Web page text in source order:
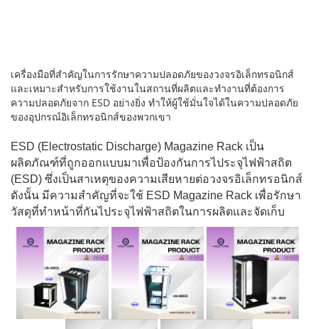
เครื่องมือที่สำคัญในการรักษาความปลอดภัยของวงจรอิเล็กทรอนิกส์
และเหมาะสำหรับการใช้งานในสถานที่ผลิตและทำงานที่ต้องการ
ความปลอดภัยจาก ESD อย่างยิ่ง ทำให้ผู้ใช้มั่นใจได้ในความปลอดภัย
ของอุปกรณ์อิเล็กทรอนิกส์ของพวกเขา
ESD (Electrostatic Discharge) Magazine Rack เป็น
ผลิตภัณฑ์ที่ถูกออกแบบมาเพื่อป้องกันการไประจุไฟฟ้าสถิต
(ESD) ซึ่งเป็นสาเหตุของความเสียหายต่อวงจรอิเล็กทรอนิกส์
ดังนั้น มีความสำคัญที่จะใช้ ESD Magazine Rack เพื่อรักษา
วัสดุที่ทำหน้าที่กันไประจุไฟฟ้าสถิตในการผลิตและจัดเก็บ